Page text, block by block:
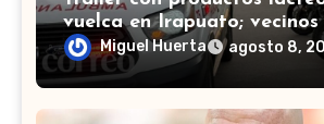
vuelca en Irapuato; vecinos
carga en lugar de auxiliar
Miguel Huerta agosto 8,